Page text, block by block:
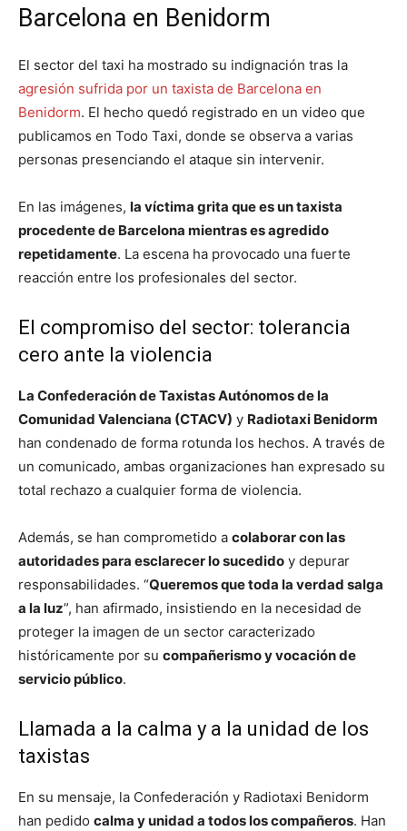
Barcelona en Benidorm
El sector del taxi ha mostrado su indignación tras la
agresión sufrida por un taxista de Barcelona en
Benidorm. El hecho quedó registrado en un video que
publicamos en Todo Taxi, donde se observa a varias
personas presenciando el ataque sin intervenir.
En las imágenes, la víctima grita que es un taxista
procedente de Barcelona mientras es agredido
repetidamente. La escena ha provocado una fuerte
reacción entre los profesionales del sector.
El compromiso del sector: tolerancia
cero ante la violencia
La Confederación de Taxistas Autónomos de la
Comunidad Valenciana (CTACV) y Radiotaxi Benidorm
han condenado de forma rotunda los hechos. A través de
un comunicado, ambas organizaciones han expresado su
total rechazo a cualquier forma de violencia.
Además, se han comprometido a colaborar con las
autoridades para esclarecer lo sucedido y depurar
responsabilidades. “Queremos que toda la verdad salga
a la luz”, han afirmado, insistiendo en la necesidad de
proteger la imagen de un sector caracterizado
históricamente por su compañerismo y vocación de
servicio público.
Llamada a la calma y a la unidad de los
taxistas
En su mensaje, la Confederación y Radiotaxi Benidorm
han pedido calma y unidad a todos los compañeros. Han